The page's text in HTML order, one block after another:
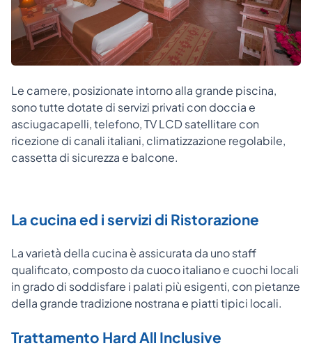
Le camere, posizionate intorno alla grande piscina,
sono tutte dotate di servizi privati con doccia e
asciugacapelli, telefono, TV LCD satellitare con
ricezione di canali italiani, climatizzazione regolabile,
cassetta di sicurezza e balcone.
La cucina ed i servizi di Ristorazione
La varietà della cucina è assicurata da uno staff
qualificato, composto da cuoco italiano e cuochi locali
in grado di soddisfare i palati più esigenti, con pietanze
della grande tradizione nostrana e piatti tipici locali.
Trattamento Hard All Inclusive